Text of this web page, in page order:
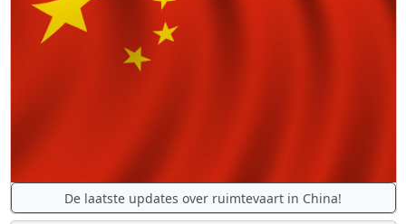
De laatste updates over ruimtevaart in China!